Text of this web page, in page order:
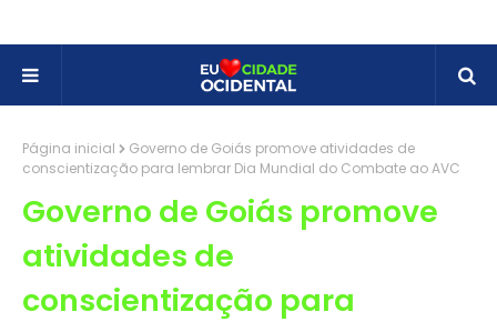
Página inicial
Governo de Goiás promove atividades de
conscientização para lembrar Dia Mundial do Combate ao AVC
Governo de Goiás promove
atividades de
conscientização para